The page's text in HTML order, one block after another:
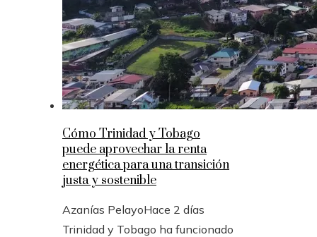
Cómo Trinidad y Tobago
puede aprovechar la renta
energética para una transición
justa y sostenible
Azanías PelayoHace 2 días
Trinidad y Tobago ha funcionado